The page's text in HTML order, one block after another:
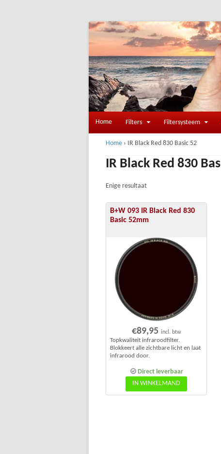
Home Filters Filtersysteem
Home › IR Black Red 830 Basic 52
IR Black Red 830
Enige resultaat
B+W 093 IR Black Red 830
Basic 52mm
€89,95 incl. btw
Direct leverbaar
Topkwaliteit infraroodfilter.
Blokkeert alle zichtbare licht en laat
infrarood door.
IN WINKELMAND